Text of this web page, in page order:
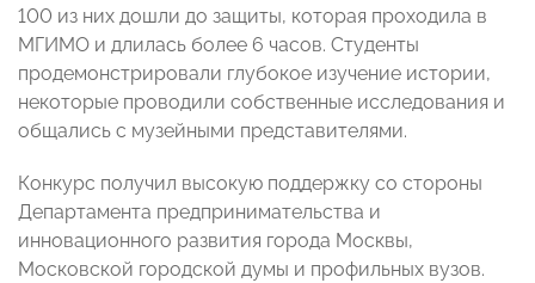
100 из них дошли до защиты, которая проходила в
МГИМО и длилась более 6 часов. Студенты
продемонстрировали глубокое изучение истории,
некоторые проводили собственные исследования и
общались с музейными представителями.
Конкурс получил высокую поддержку со стороны
Департамента предпринимательства и
инновационного развития города Москвы,
Московской городской думы и профильных вузов.